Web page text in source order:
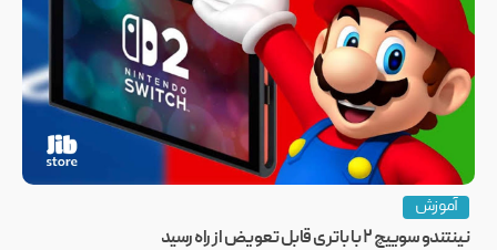
آموزش
نینتندو سوییچ ۲ با باتری قابل تعویض از راه رسید